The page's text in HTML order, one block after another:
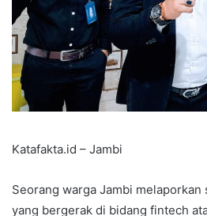
Katafakta.id – Jambi
Seorang warga Jambi melaporkan
yang bergerak di bidang fintech